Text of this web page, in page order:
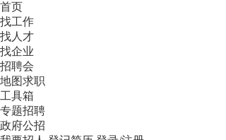
首页
找工作
找人才
找企业
招聘会
地图求职
工具箱
专题招聘
政府公招